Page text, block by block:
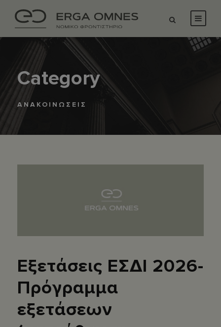
Category
ΑΝΑΚΟΙΝΩΣΕΙΣ
Εξετάσεις ΕΣΔΙ 2026-
Πρόγραμμα
εξετάσεων